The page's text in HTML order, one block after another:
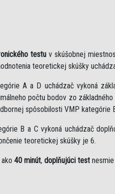
testuv skúšobnej
teoretickej skúšky
A a D uchádzač vykoná
počtu bodov zo
spôsobilosti VMP kategórie
B a C vykoná uchádzač
teoretickej skúšky je 6.
40 minút, doplňujúci test